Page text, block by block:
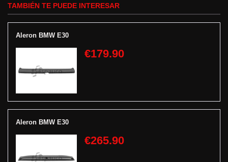
TAMBIÉN TE PUEDE INTERESAR
Aleron BMW E30
€179.90
Aleron BMW E30
€265.90